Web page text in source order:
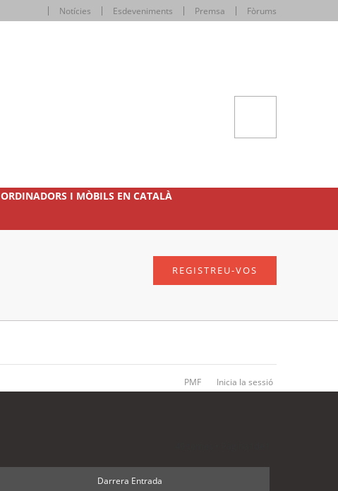
Notícies Esdeveniments Premsa Fòrums
ORDINADORS I MÒBILS EN CATALÀ
REGISTREU-VOS
PMF Inicia la sessió
Darrera Entrada